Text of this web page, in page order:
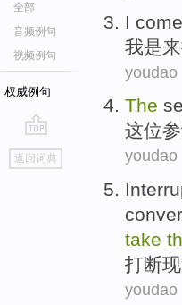
全部
音频例句
视频例句
权威例句
go
top
返回词典
I come
我是来
youdao
The
这位
youdao
take
打断
youdao